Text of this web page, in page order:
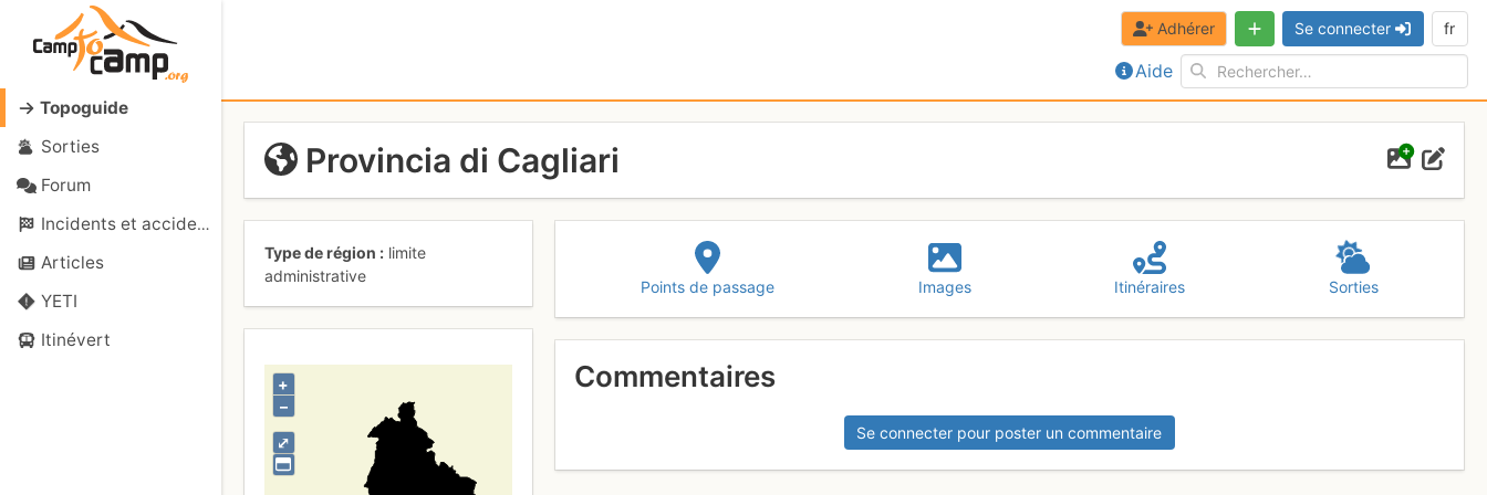
Topoguide
Sorties
Forum
Incidents et accidents
Articles
YETI
Itinévert
Aide
Adhérer Se connecter fr
Provincia di Cagliari
Type de région
limite
administrative
⤢
+
–
Points de passage Images Itinéraires Sorties
Commentaires
Se connecter pour poster un commentaire